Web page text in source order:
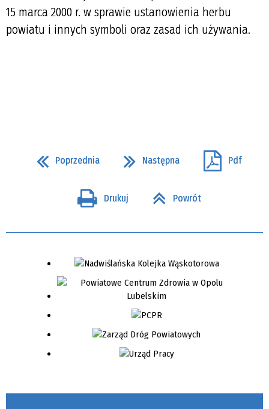
15 marca 2000 r. w sprawie ustanowienia herbu
powiatu i innych symboli oraz zasad ich używania.
Poprzednia Następna Pdf
Drukuj Powrót